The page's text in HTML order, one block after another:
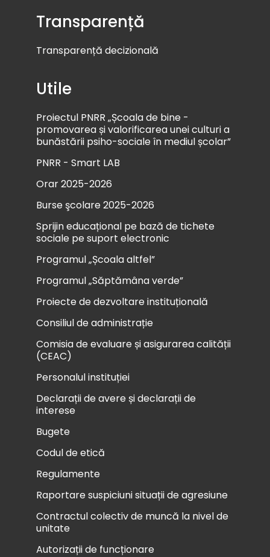
Transparență
Transparență decizională
Utile
Proiectul PNRR „Școala de bine -
promovarea și valorificarea unei culturi a
bunăstării psiho-sociale în mediul școlar”
PNRR - Smart LAB
Orar 2025-2026
Burse şcolare 2025-2026
Sprijin educațional pe bază de tichete
sociale pe suport electronic
Programul „Școala altfel”
Programul „Săptămâna verde”
Proiecte de dezvoltare instituțională
Consiliul de administrație
Comisia de evaluare și asigurarea calității
(CEAC)
Personalul instituției
Declarații de avere și declarații de
interese
Bugete
Codul de etică
Regulamente
Raportare suspiciuni situații de agresiune
Contractul colectiv de muncă la nivel de
unitate
Autorizații de funcționare